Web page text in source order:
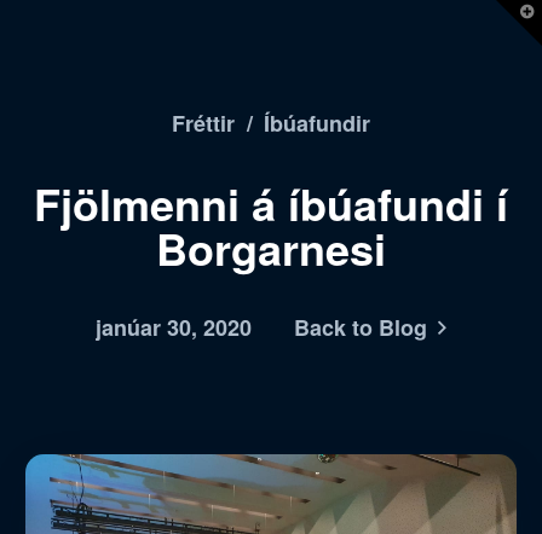
Fréttir / Íbúafundir
Fjölmenni á íbúafundi í
Borgarnesi
janúar 30, 2020 Back to Blog